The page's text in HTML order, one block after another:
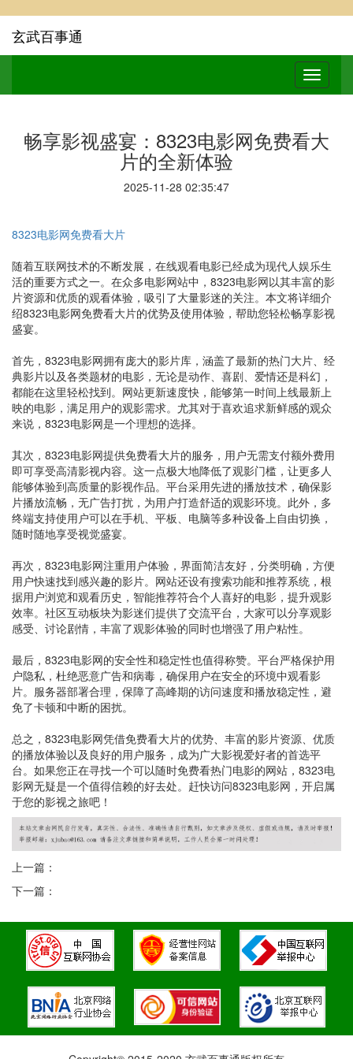
玄武百事通
畅享影视盛宴：8323电影网免费看大
片的全新体验
2025-11-28 02:35:47
8323电影网免费看大片
随着互联网技术的不断发展，在线观看电影已经成为现代人娱乐生
活的重要方式之一。在众多电影网站中，8323电影网以其丰富的影
片资源和优质的观看体验，吸引了大量影迷的关注。本文将详细介
绍8323电影网免费看大片的优势及使用体验，帮助您轻松畅享影视
盛宴。
首先，8323电影网拥有庞大的影片库，涵盖了最新的热门大片、经
典影片以及各类题材的电影，无论是动作、喜剧、爱情还是科幻，
都能在这里轻松找到。网站更新速度快，能够第一时间上线最新上
映的电影，满足用户的观影需求。尤其对于喜欢追求新鲜感的观众
来说，8323电影网是一个理想的选择。
其次，8323电影网提供免费看大片的服务，用户无需支付额外费用
即可享受高清影视内容。这一点极大地降低了观影门槛，让更多人
能够体验到高质量的影视作品。平台采用先进的播放技术，确保影
片播放流畅，无广告打扰，为用户打造舒适的观影环境。此外，多
终端支持使用户可以在手机、平板、电脑等多种设备上自由切换，
随时随地享受视觉盛宴。
再次，8323电影网注重用户体验，界面简洁友好，分类明确，方便
用户快速找到感兴趣的影片。网站还设有搜索功能和推荐系统，根
据用户浏览和观看历史，智能推荐符合个人喜好的电影，提升观影
效率。社区互动板块为影迷们提供了交流平台，大家可以分享观影
感受、讨论剧情，丰富了观影体验的同时也增强了用户粘性。
最后，8323电影网的安全性和稳定性也值得称赞。平台严格保护用
户隐私，杜绝恶意广告和病毒，确保用户在安全的环境中观看影
片。服务器部署合理，保障了高峰期的访问速度和播放稳定性，避
免了卡顿和中断的困扰。
总之，8323电影网凭借免费看大片的优势、丰富的影片资源、优质
的播放体验以及良好的用户服务，成为广大影视爱好者的首选平
台。如果您正在寻找一个可以随时免费看热门电影的网站，8323电
影网无疑是一个值得信赖的好去处。赶快访问8323电影网，开启属
于您的影视之旅吧！
上一篇：
下一篇：